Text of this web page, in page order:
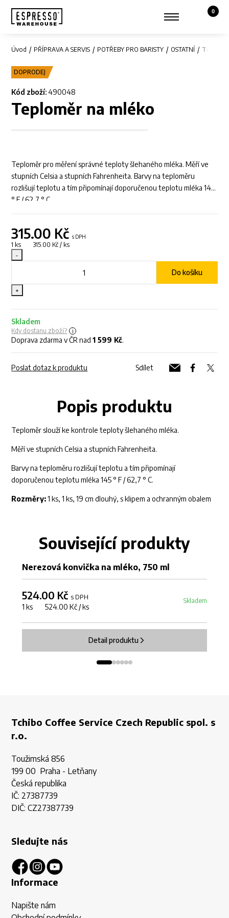
Zobrazit hledání
0
Košík,
Úvod PŘÍPRAVA A SERVIS POTŘEBY PRO BARISTY OSTATNÍ
DOPRODEJ
Kód zboží:490048
Teploměr na mléko
Teploměr pro měření správné teploty šlehaného mléka. Měří ve
stupních Celsia a stupních Fahrenheita. Barvy na teploměru
rozlišují teplotu a tím připomínají doporučenou teplotu mléka 145
° F / 62,7 ° C.
315.00 Kčs DPH
1 ks 315.00 Kč / ks
-
+
Do košíku
Skladem
Kdy dostanu zboží?
Doprava zdarma v ČR nad1 599 Kč.
Poslat dotaz k produktu Sdílet
Popis produktu
Teploměr slouží ke kontrole teploty šlehaného mléka.
Měří ve stupních Celsia a stupních Fahrenheita.
Barvy na teploměru rozlišují teplotu a tím připomínají
doporučenou teplotu mléka 145 ° F / 62,7 ° C.
Rozměry:1 ks, 1 ks, 19 cm dlouhý, s klipem a ochranným obalem
Související produkty
Nerezová konvička na mléko, 750 ml
524.00 Kč s DPH
1 ks 524.00 Kč / ks
Skladem
Detail produktu
Tchibo Coffee Service Czech Republic spol. s
r.o.
Toužimská 856
199 00 Praha - Letňany
Česká republika
IČ: 27387739
DIČ: CZ27387739
Sledujte nás
Informace
Napište nám